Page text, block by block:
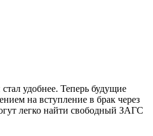
удобнее. Теперь будущие
на вступление в брак через
легко найти свободный ЗАГС